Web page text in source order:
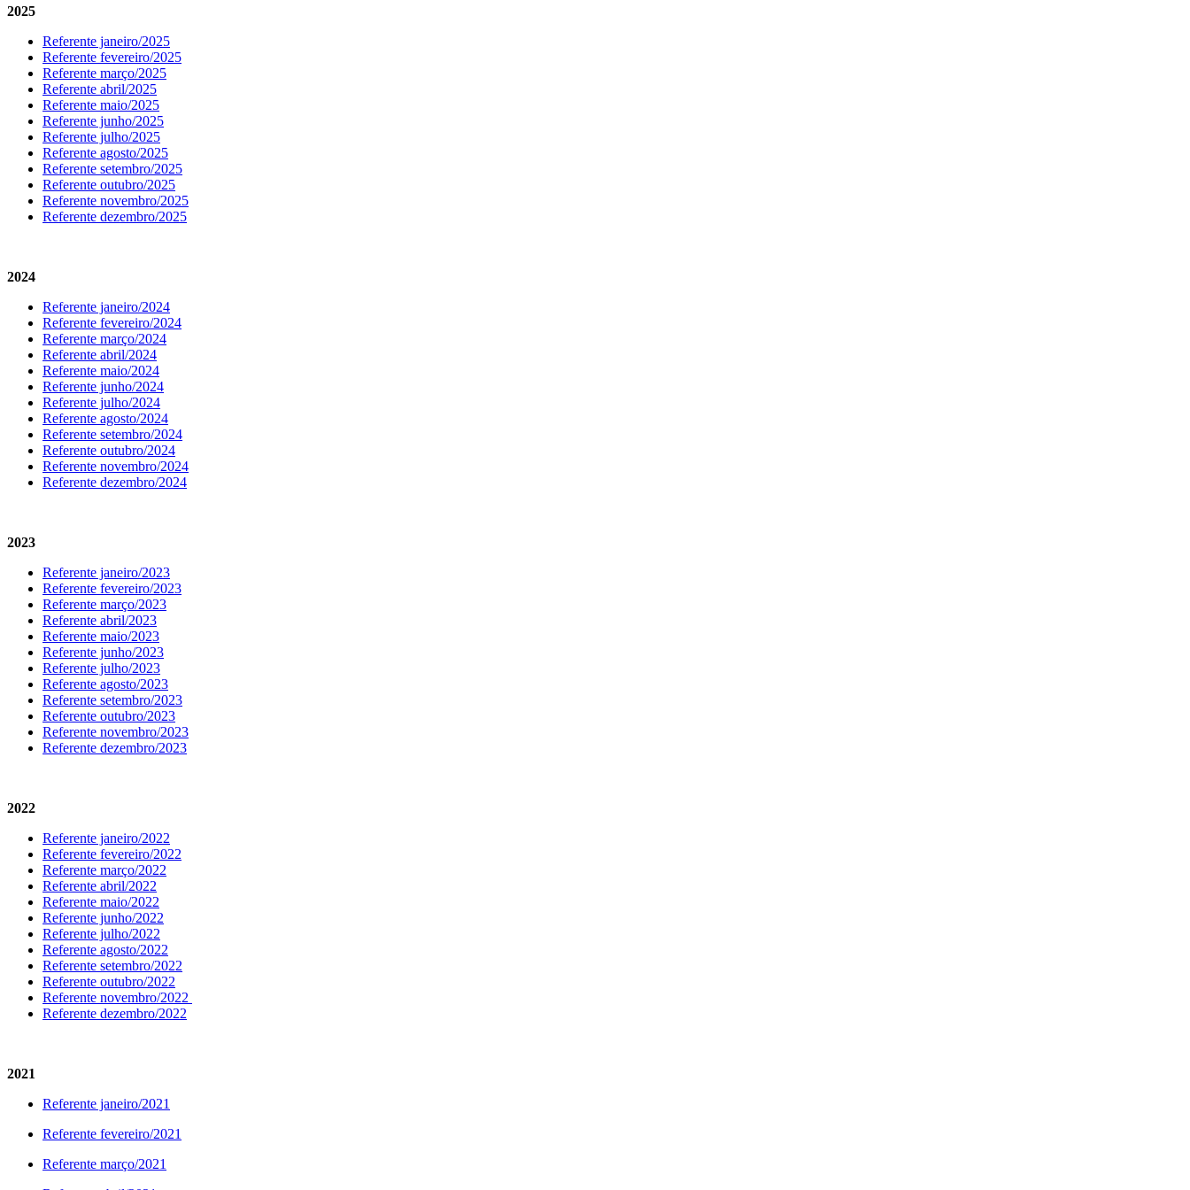
2025
Referente janeiro/2025
Referente fevereiro/2025
Referente março/2025
Referente abril/2025
Referente maio/2025
Referente junho/2025
Referente julho/2025
Referente agosto/2025
Referente setembro/2025
Referente outubro/2025
Referente novembro/2025
Referente dezembro/2025
2024
Referente janeiro/2024
Referente fevereiro/2024
Referente março/2024
Referente abril/2024
Referente maio/2024
Referente junho/2024
Referente julho/2024
Referente agosto/2024
Referente setembro/2024
Referente outubro/2024
Referente novembro/2024
Referente dezembro/2024
2023
Referente janeiro/2023
Referente fevereiro/2023
Referente março/2023
Referente abril/2023
Referente maio/2023
Referente junho/2023
Referente julho/2023
Referente agosto/2023
Referente setembro/2023
Referente outubro/2023
Referente novembro/2023
Referente dezembro/2023
2022
Referente janeiro/2022
Referente fevereiro/2022
Referente março/2022
Referente abril/2022
Referente maio/2022
Referente junho/2022
Referente julho/2022
Referente agosto/2022
Referente setembro/2022
Referente outubro/2022
Referente novembro/2022
Referente dezembro/2022
2021
Referente janeiro/2021
Referente fevereiro/2021
Referente março/2021